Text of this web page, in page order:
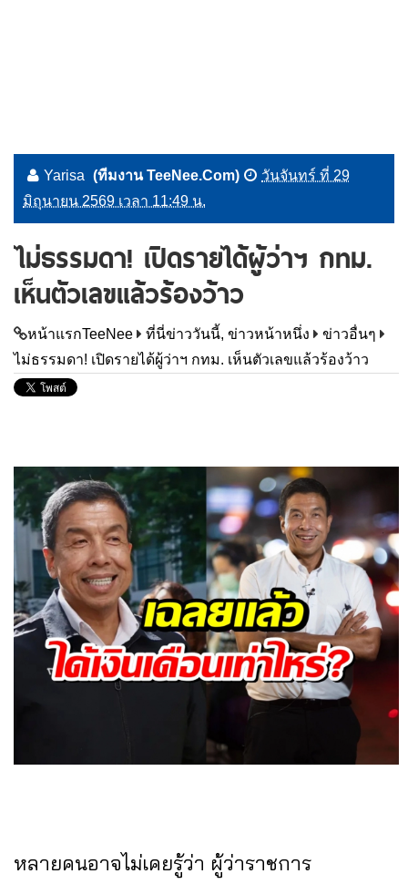
Yarisa (ทีมงาน TeeNee.Com)
วันจันทร์ ที่ 29
มิถุนายน 2569 เวลา 11:49 น.
ไม่ธรรมดา! เปิดรายได้ผู้ว่าฯ กทม.
เห็นตัวเลขแล้วร้องว้าว
หน้าแรกTeeNee ที่นี่ข่าววันนี้, ข่าวหน้าหนึ่ง
ข่าวอื่นๆ
ไม่ธรรมดา! เปิดรายได้ผู้ว่าฯ กทม. เห็นตัวเลขแล้วร้องว้าว
หลายคนอาจไม่เคยรู้ว่า ผู้ว่าราชการ